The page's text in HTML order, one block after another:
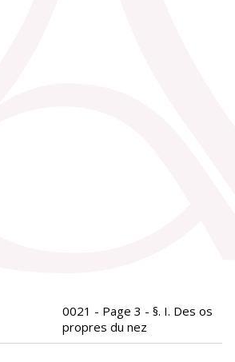
0021 - Page 3 - §. I. Des os
propres du nez